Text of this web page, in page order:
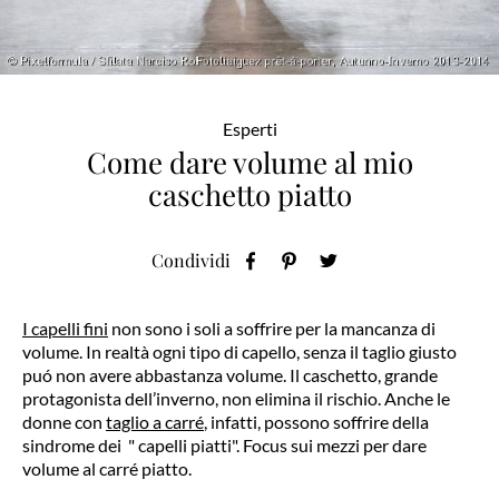
Esperti
Come dare volume al mio
caschetto piatto
Condividi
I capelli fini non sono i soli a soffrire per la mancanza di
volume. In realtà ogni tipo di capello, senza il taglio giusto
puó non avere abbastanza volume. Il caschetto, grande
protagonista dell’inverno, non elimina il rischio. Anche le
donne con taglio a carré , infatti, possono soffrire della
sindrome dei " capelli piatti". Focus sui mezzi per dare
volume al carré piatto.